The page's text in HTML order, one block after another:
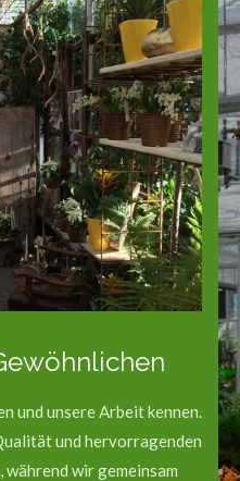
und unsere Arbeit kennen.
und hervorragenden
während wir gemeinsam